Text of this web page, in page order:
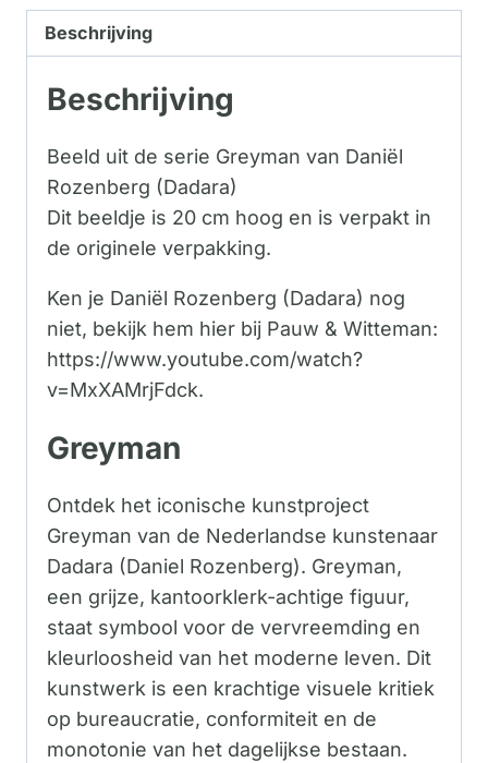
Beschrijving
Beschrijving
Beeld uit de serie Greyman van Daniël
Rozenberg (Dadara)
Dit beeldje is 20 cm hoog en is verpakt in
de originele verpakking.
Ken je Daniël Rozenberg (Dadara) nog
niet, bekijk hem hier bij Pauw & Witteman:
https://www.youtube.com/watch?
v=MxXAMrjFdck.
Greyman
Ontdek het iconische kunstproject
Greyman van de Nederlandse kunstenaar
Dadara (Daniel Rozenberg). Greyman,
een grijze, kantoorklerk-achtige figuur,
staat symbool voor de vervreemding en
kleurloosheid van het moderne leven. Dit
kunstwerk is een krachtige visuele kritiek
op bureaucratie, conformiteit en de
monotonie van het dagelijkse bestaan.